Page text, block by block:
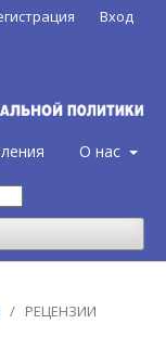
О нас
Вход
/ РЕЦЕНЗИИ